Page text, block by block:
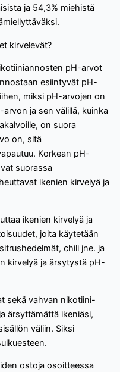
ja 54,3% miehistä
kirvelevät?
pH-arvot
esiintyvät pH-
miksi pH-arvojen on
ja sen välillä, kuinka
on suora
on, sitä
Korkean pH-
suorassa
ikenien kirvelyä ja
ikenien kirvelyä ja
joita käytetään
chili jne. ja
kirvelyä ja ärsytystä pH-
sekä vahvan nikotiini-
ärsyttämättä ikeniäsi,
väliin. Siksi
ostoja osoitteessa